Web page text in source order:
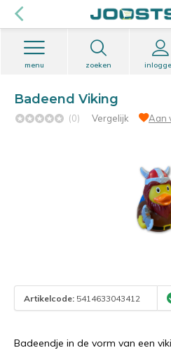
zoeken
menu
Badeend Viking
(0) Vergelijk Aan
Artikelcode: 5414633043412
Badeendje in de vorm van een